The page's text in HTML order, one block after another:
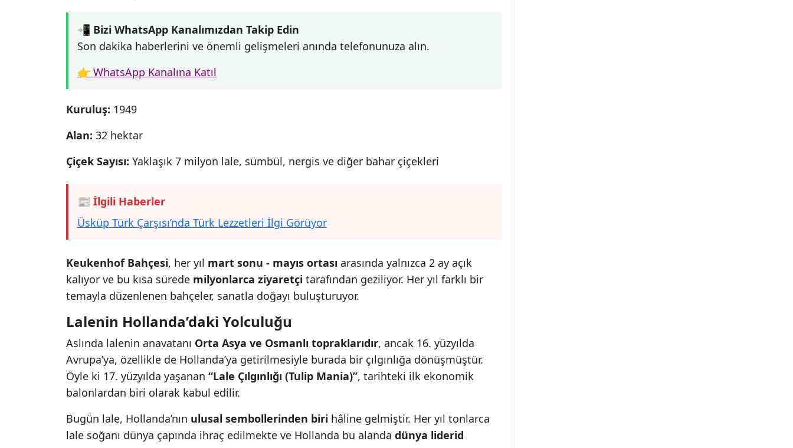
📲 Bizi WhatsApp Kanalımızdan Takip Edin
Son dakika haberlerini ve önemli gelişmeleri anında telefonunuza alın.
👉 WhatsApp Kanalına Katıl
Kuruluş: 1949
Alan: 32 hektar
Çiçek Sayısı: Yaklaşık 7 milyon lale, sümbül, nergis ve diğer bahar çiçekleri
📰 İlgili Haberler
Üsküp Türk Çarşısı’nda Türk Lezzetleri İlgi Görüyor
Keukenhof Bahçesi, her yıl mart sonu - mayıs ortası arasında yalnızca 2 ay açık
kalıyor ve bu kısa sürede milyonlarca ziyaretçi tarafından geziliyor. Her yıl farklı bir
temayla düzenlenen bahçeler, sanatla doğayı buluşturuyor.
Lalenin Hollanda’daki Yolculuğu
Aslında lalenin anavatanı Orta Asya ve Osmanlı topraklarıdır, ancak 16. yüzyılda
Avrupa’ya, özellikle de Hollanda’ya getirilmesiyle burada bir çılgınlığa dönüşmüştür.
Öyle ki 17. yüzyılda yaşanan “Lale Çılgınlığı (Tulip Mania)”, tarihteki ilk ekonomik
balonlardan biri olarak kabul edilir.
Bugün lale, Hollanda’nın ulusal sembollerinden biri hâline gelmiştir. Her yıl tonlarca
lale soğanı dünya çapında ihraç edilmekte ve Hollanda bu alanda dünya liderid